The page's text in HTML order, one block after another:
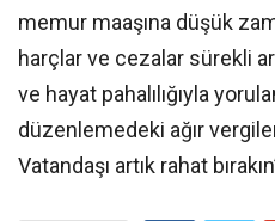
memur maaşına düşük
harçlar ve cezalar sürekli
ve hayat pahalılığıyla
düzenlemedeki ağır
Vatandaşı artık rahat